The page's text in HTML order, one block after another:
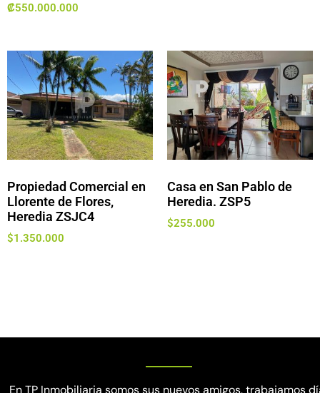
₡550.000.000
Propiedad Comercial en
Llorente de Flores,
Heredia ZSJC4
$1.350.000
Casa en San Pablo de
Heredia. ZSP5
$255.000